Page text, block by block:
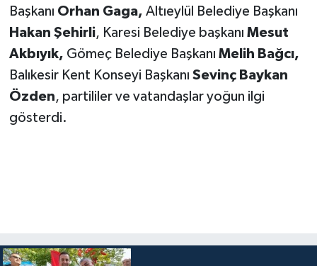
Başkanı Orhan Gaga, Altıeylül Belediye Başkanı
Hakan Şehirli, Karesi Belediye başkanı Mesut
Akbıyık, Gömeç Belediye Başkanı Melih Bağcı,
Balıkesir Kent Konseyi Başkanı Sevinç Baykan
Özden, partililer ve vatandaşlar yoğun ilgi
gösterdi.